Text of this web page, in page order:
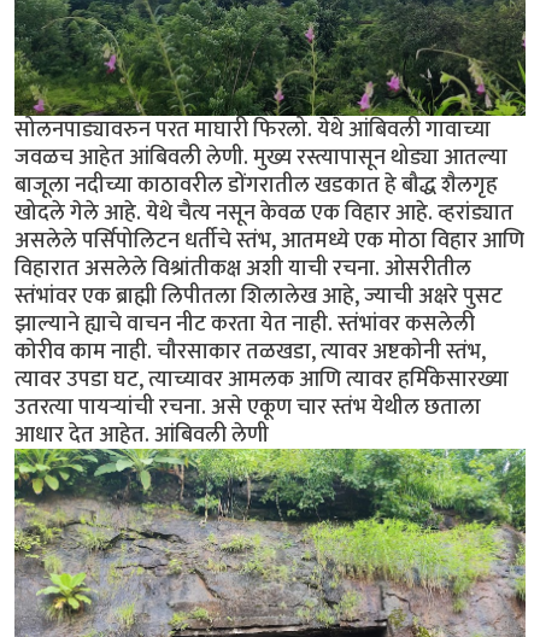
सोलनपाड्यावरुन परत माघारी फिरलो. येथे आंबिवली गावाच्या
जवळच आहेत आंबिवली लेणी. मुख्य रस्त्यापासून थोड्या आतल्या
बाजूला नदीच्या काठावरील डोंगरातील खडकात हे बौद्ध शैलगृह
खोदले गेले आहे. येथे चैत्य नसून केवळ एक विहार आहे. व्हरांड्यात
असलेले पर्सिपोलिटन धर्तीचे स्तंभ, आतमध्ये एक मोठा विहार आणि
विहारात असलेले विश्रांतीकक्ष अशी याची रचना. ओसरीतील
स्तंभांवर एक ब्राह्मी लिपीतला शिलालेख आहे, ज्याची अक्षरे पुसट
झाल्याने ह्याचे वाचन नीट करता येत नाही. स्तंभांवर कसलेली
कोरीव काम नाही. चौरसाकार तळखडा, त्यावर अष्टकोनी स्तंभ,
त्यावर उपडा घट, त्याच्यावर आमलक आणि त्यावर हर्मिकेसारख्या
उतरत्या पायर्‍यांची रचना. असे एकूण चार स्तंभ येथील छताला
आधार देत आहेत. आंबिवली लेणी